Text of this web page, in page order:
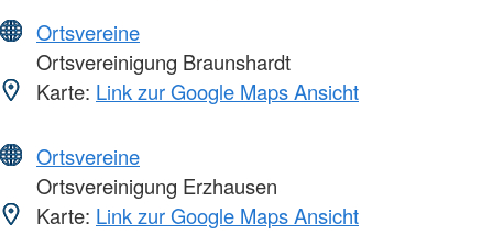
Ortsvereine
Ortsvereinigung Braunshardt
Karte: Link zur Google Maps Ansicht
Ortsvereine
Ortsvereinigung Erzhausen
Karte: Link zur Google Maps Ansicht